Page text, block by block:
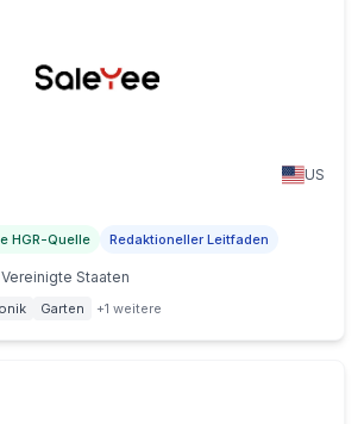
US
HGR-Quelle Redaktioneller Leitfaden
Vereinigte Staaten
Garten +1 weitere